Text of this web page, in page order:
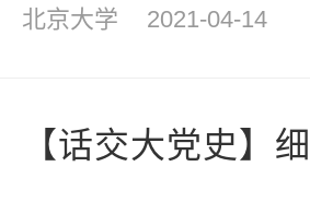
北京大学 2021-04-14
【话交大党史】